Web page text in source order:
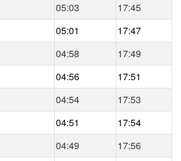
05:03
17:45
05:01
17:47
04:58
17:49
04:56
17:51
04:54
17:53
04:51
17:54
04:49
17:56